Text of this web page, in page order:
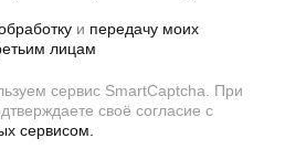
и передачу моих
лицам
сервис SmartCaptcha. При
своё согласие с
сервисом.